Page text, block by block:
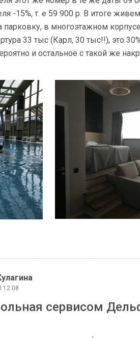
-15%, т. е 59 900 р. В итоге
парковку, в многоэтажном
33 тыс (Карл, 30 тыс!!), это
и остальное с такой же
12:08
сервисом